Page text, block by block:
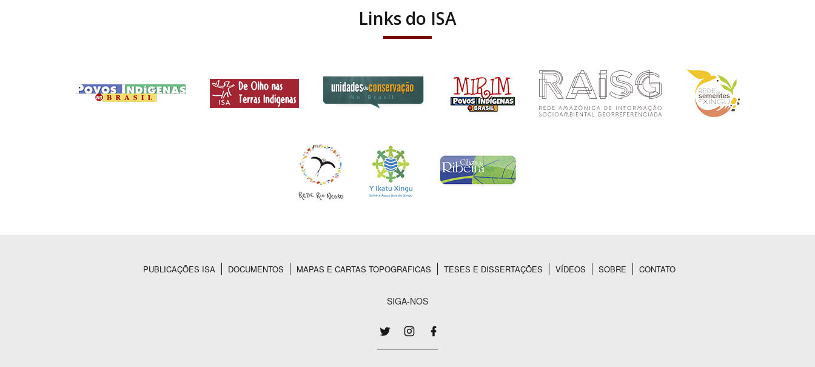
Links do ISA
PUBLICAÇÕES ISA DOCUMENTOS MAPAS E CARTAS TOPOGRAFICAS TESES E DISSERTAÇÕES VÍDEOS SOBRE CONTATO
SIGA-NOS